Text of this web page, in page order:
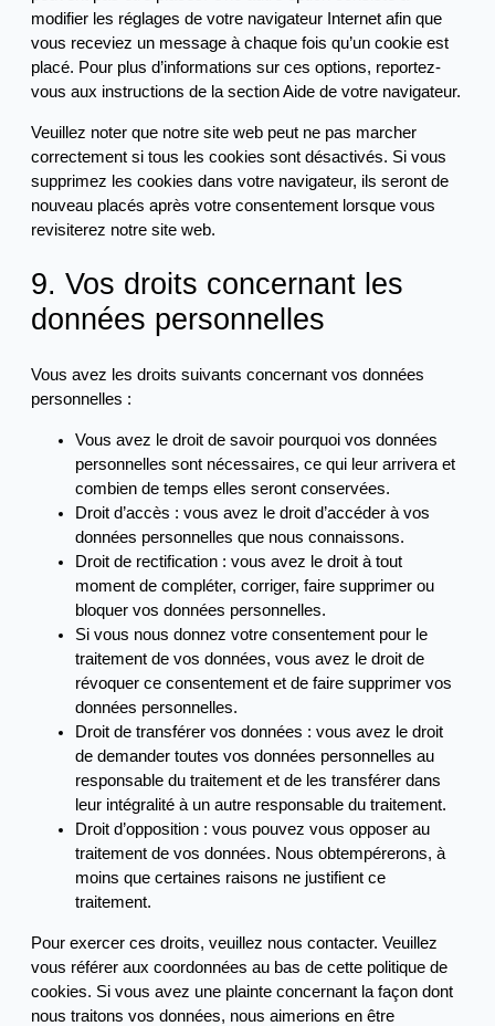
modifier les réglages de votre navigateur Internet afin que
vous receviez un message à chaque fois qu’un cookie est
placé. Pour plus d’informations sur ces options, reportez-
vous aux instructions de la section Aide de votre navigateur.
Veuillez noter que notre site web peut ne pas marcher
correctement si tous les cookies sont désactivés. Si vous
supprimez les cookies dans votre navigateur, ils seront de
nouveau placés après votre consentement lorsque vous
revisiterez notre site web.
9. Vos droits concernant les
données personnelles
Vous avez les droits suivants concernant vos données
personnelles :
Vous avez le droit de savoir pourquoi vos données
personnelles sont nécessaires, ce qui leur arrivera et
combien de temps elles seront conservées.
Droit d’accès : vous avez le droit d’accéder à vos
données personnelles que nous connaissons.
Droit de rectification : vous avez le droit à tout
moment de compléter, corriger, faire supprimer ou
bloquer vos données personnelles.
Si vous nous donnez votre consentement pour le
traitement de vos données, vous avez le droit de
révoquer ce consentement et de faire supprimer vos
données personnelles.
Droit de transférer vos données : vous avez le droit
de demander toutes vos données personnelles au
responsable du traitement et de les transférer dans
leur intégralité à un autre responsable du traitement.
Droit d’opposition : vous pouvez vous opposer au
traitement de vos données. Nous obtempérerons, à
moins que certaines raisons ne justifient ce
traitement.
Pour exercer ces droits, veuillez nous contacter. Veuillez
vous référer aux coordonnées au bas de cette politique de
cookies. Si vous avez une plainte concernant la façon dont
nous traitons vos données, nous aimerions en être